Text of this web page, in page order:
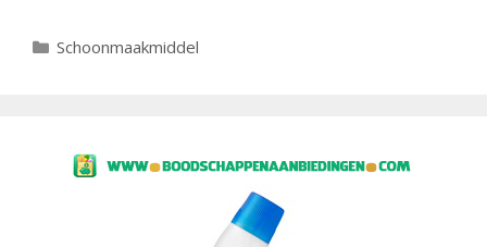
Categorieën
Schoonmaakmiddel